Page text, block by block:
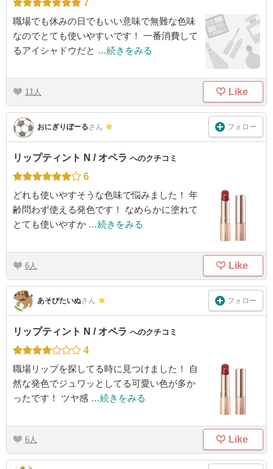
7
職場でも休みの日でもいい意味で無難な色味
なのでとても使いやすいです！ 一番消費して
るアイシャドウだと …続きをみる
11 Like
おにぎりぼーるさん フォロー
リップティント N / オペラ へのクチコミ
6
どれも使いやすそうな色味で悩みました！ 年
齢問わず使える発色です！ なめらかに塗れて
とても使いやすか …続きをみる
6 Like
あそびたいぬさん フォロー
リップティント N / オペラ へのクチコミ
4
職場リップを探してる時に見つけました！ 自
然な発色でジュワッとしてる可愛い色が多か
ったです！ ツヤ感 …続きをみる
6 Like